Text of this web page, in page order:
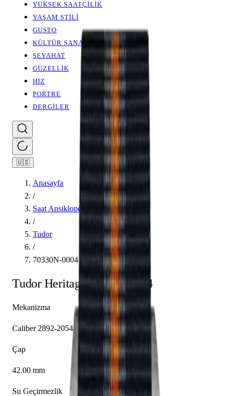
YÜKSEK SAATÇİLİK
YAŞAM STİLİ
GUSTO
KÜLTÜR SANAT
SEYAHAT
GÜZELLİK
HIZ
PORTRE
DERGİLER
🇺🇸
Anasayfa
/
Saat Ansiklopedisi
/
Tudor
/
70330N-0004
Tudor Heritage70330N-0004
Mekanizma
Caliber 2892-2054
Çap
42.00 mm
Su Geçirmezlik